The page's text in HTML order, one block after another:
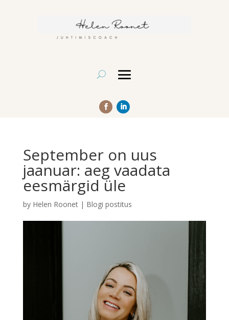
September on uus
jaanuar: aeg vaadata
eesmärgid üle
by Helen Roonet| Blogi postitus